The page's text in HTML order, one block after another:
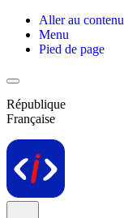
Aller au contenu
Menu
Pied de page
République
Française